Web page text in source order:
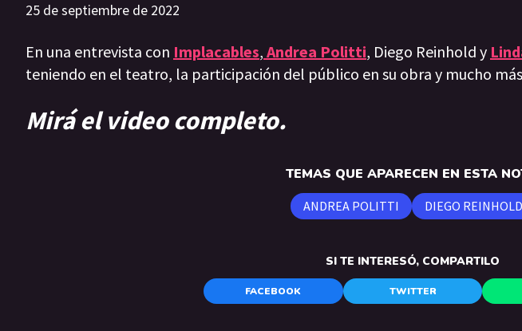
25 de septiembre de 2022
En una entrevista con Implacables, Andrea Politti, Diego Reinhold y
teniendo en el teatro, la participación del público en su obra y mucho
Mirá el video completo.
TEMAS QUE APARECEN EN ESTA
ANDREA POLITTI DIEGO REINHOLD
SI TE INTERESÓ, COMPARTILO
FACEBOOK TWITTER